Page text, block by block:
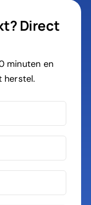
Direct
minuten en
herstel.